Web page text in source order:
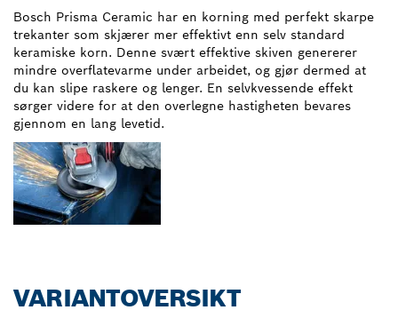
Bosch Prisma Ceramic har en korning med perfekt skarpe
trekanter som skjærer mer effektivt enn selv standard
keramiske korn. Denne svært effektive skiven genererer
mindre overflatevarme under arbeidet, og gjør dermed at
du kan slipe raskere og lenger. En selvkvessende effekt
sørger videre for at den overlegne hastigheten bevares
gjennom en lang levetid.
VARIANTOVERSIKT